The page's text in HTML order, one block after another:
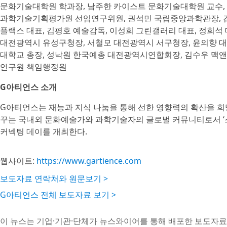
문화기술대학원 학과장, 남주한 카이스트 문화기술대학원 교
과학기술기획평가원 선임연구위원, 권석민 국립중앙과학관장
플랙스 대표, 김평호 예술감독, 이성희 그린갤러리 대표, 정희
대전광역시 유성구청장, 서철모 대전광역시 서구청장, 윤의향
대학교 총장, 성낙원 한국예총 대전광역시연합회장, 김수우 맥
연구원 책임행정원
G아티언스 소개
G아티언스는 재능과 지식 나눔을 통해 선한 영향력의 확산을
꾸는 국내외 문화예술가와 과학기술자의 글로벌 커뮤니티로서
커넥팅 데이를 개최한다.
웹사이트: https://www.gartience.com
보도자료 연락처와 원문보기 >
G아티언스 전체 보도자료 보기 >
이 뉴스는 기업·기관·단체가 뉴스와이어를 통해 배포한 보도자